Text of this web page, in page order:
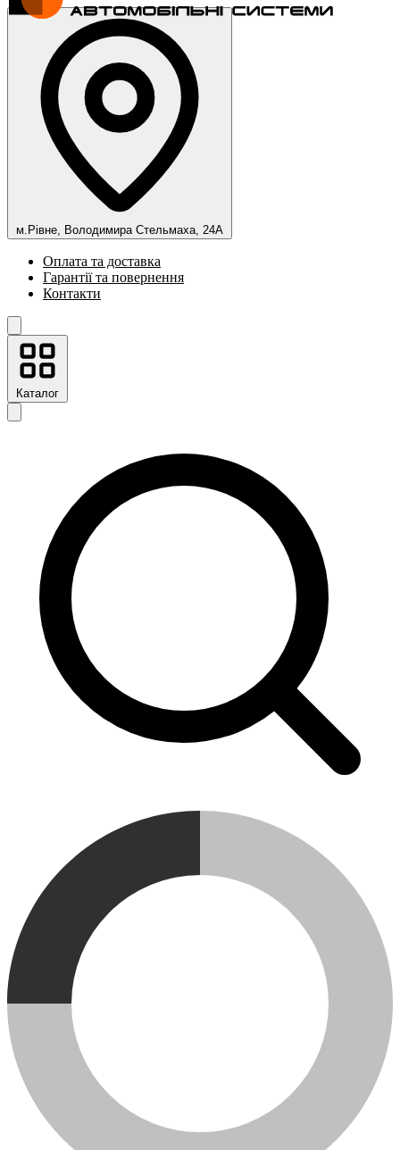
м.Рівне, Володимира Стельмаха, 24А
Оплата та доставка
Гарантії та повернення
Контакти
Каталог